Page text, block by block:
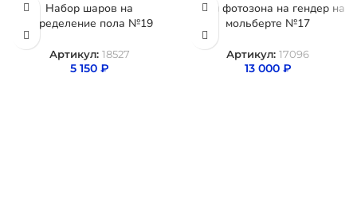
Набор шаров на
определение пола №19
Артикул: 18527
5 150 ₽
Мини фотозона на гендер на
мольберте №17
Артикул: 17096
13 000 ₽